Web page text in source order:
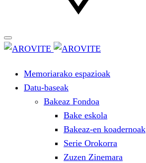
Memoriarako espazioak
Datu-baseak
Bakeaz Fondoa
Bake eskola
Bakeaz-en koadernoak
Serie Orokorra
Zuzen Zinemara